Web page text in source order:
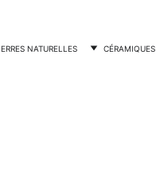
NATURELLES CÉRAMIQUES